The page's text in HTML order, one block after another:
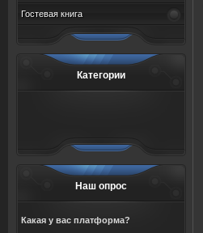
Гостевая книга
Категории
Наш опрос
Какая у вас платформа?